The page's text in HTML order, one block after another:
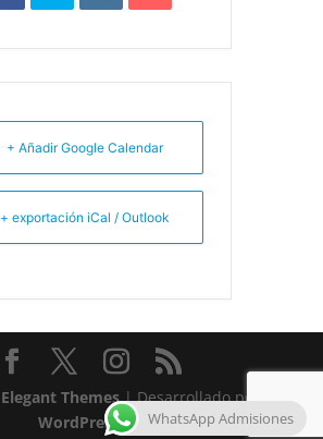
+ Añadir Google Calendar
+ exportación iCal / Outlook
Elegant Themes| Desarrollado por
WordPress
WhatsApp Admisiones